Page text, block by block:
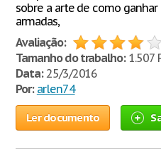
sobre a arte de como
armadas,
Avaliação:
Tamanho do trabalho:1.507
Data:25/3/2016
Por: arlen74
Ler documento